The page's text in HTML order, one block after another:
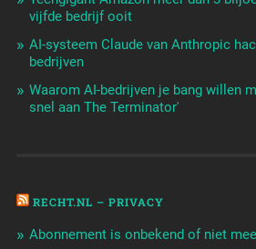
vijfde bedrijf ooit
AI-systeem Claude van Anthropic
bedrijven
Waarom AI-bedrijven je bang willen
snel aan The Terminator'
RECHT.NL – PRIVACY
Abonnement is onbekend of niet